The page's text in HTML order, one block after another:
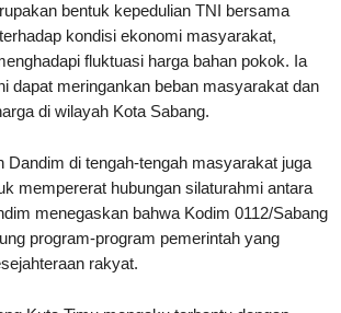
bentuk kepedulian TNI bersama
kondisi ekonomi masyarakat,
fluktuasi harga bahan pokok. Ia
dapat meringankan beban masyarakat dan
di wilayah Kota Sabang.
Dandim di tengah-tengah masyarakat juga
mempererat hubungan silaturahmi antara
menegaskan bahwa Kodim 0112/Sabang
program-program pemerintah yang
rakyat.